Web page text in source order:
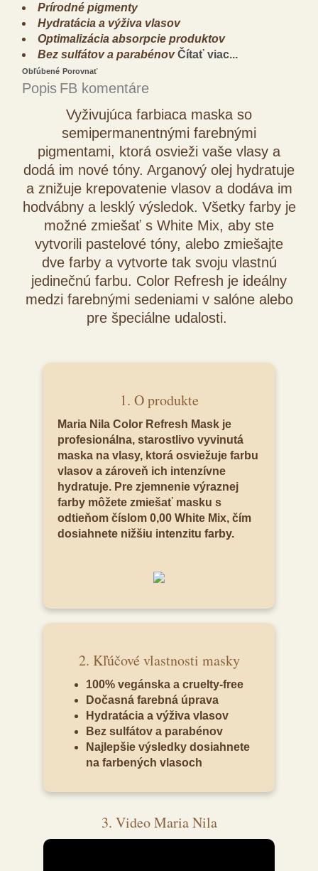
Prírodné pigmenty
Hydratácia a výživa vlasov
Optimalizácia absorpcie produktov
Bez sulfátov a parabénov Čítať viac...
Obľúbené Porovnať
Popis FB komentáre
Vyživujúca farbiaca maska so
semipermanentnými farebnými
pigmentami, ktorá osvieži vaše vlasy a
dodá im nové tóny. Arganový olej hydratuje
a znižuje krepovatenie vlasov a dodáva im
hodvábny a lesklý výsledok. Všetky farby je
možné zmiešať s White Mix, aby ste
vytvorili pastelové tóny, alebo zmiešajte
dve farby a vytvorte tak svoju vlastnú
jedinečnú farbu. Color Refresh je ideálny
medzi farebnými sedeniami v salóne alebo
pre špeciálne udalosti.
1. O produkte
Maria Nila Color Refresh Mask je
profesionálna, starostlivo vyvinutá
maska na vlasy, ktorá osviežuje farbu
vlasov a zároveň ich intenzívne
hydratuje. Pre zjemnenie výraznej
farby môžete zmiešať masku s
odtieňom číslom 0,00 White Mix, čím
dosiahnete nižšiu intenzitu farby.
2. Kľúčové vlastnosti masky
100% vegánska a cruelty-free
Dočasná farebná úprava
Hydratácia a výživa vlasov
Bez sulfátov a parabénov
Najlepšie výsledky dosiahnete
na farbených vlasoch
3. Video Maria Nila